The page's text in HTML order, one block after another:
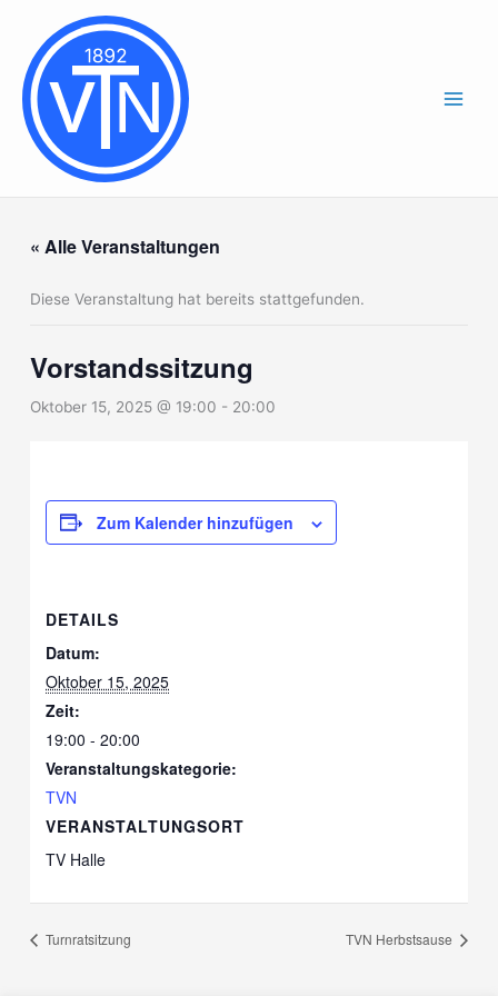
springen
« Alle Veranstaltungen
Diese Veranstaltung hat bereits stattgefunden.
Vorstandssitzung
Oktober 15, 2025 @ 19:00 - 20:00
Zum Kalender hinzufügen
DETAILS
Datum:
Oktober 15, 2025
Zeit:
19:00 - 20:00
Veranstaltungskategorie:
TVN
VERANSTALTUNGSORT
TV Halle
Turnratsitzung TVN Herbstsause